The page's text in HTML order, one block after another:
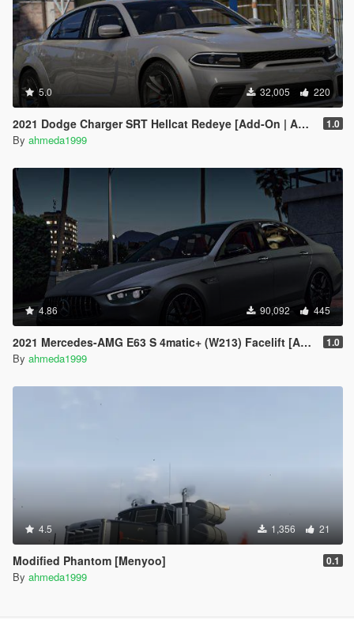
5.0 32,005 220
2021 Dodge Charger SRT Hellcat Redeye [Add-On | Animated | Tuning Parts] 1.0
By ahmeda1999
4.86 90,092 445
2021 Mercedes-AMG E63 S 4matic+ (W213) Facelift [Add-On] 1.0
By ahmeda1999
4.5 1,356 21
Modified Phantom [Menyoo] 0.1
By ahmeda1999